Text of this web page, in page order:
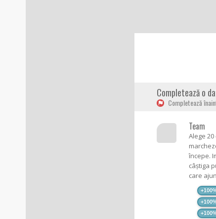
Completează o
Completează
Team
Alege
începe.
câștiga
care